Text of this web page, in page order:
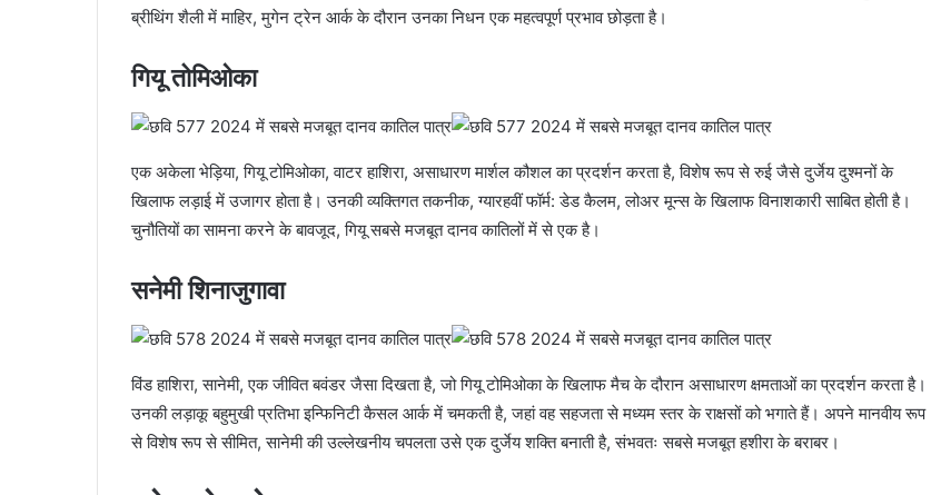
ब्रीथिंग शैली में माहिर, मुगेन ट्रेन आर्क के दौरान उनका निधन एक महत्वपूर्ण प्रभाव छोड़ता है।
गियू तोमिओका
एक अकेला भेड़िया, गियू टोमिओका, वाटर हाशिरा, असाधारण मार्शल कौशल का प्रदर्शन करता है, विशेष रूप से रुई जैसे दुर्जेय दुश्मनों के
खिलाफ लड़ाई में उजागर होता है। उनकी व्यक्तिगत तकनीक, ग्यारहवीं फॉर्म: डेड कैलम, लोअर मून्स के खिलाफ विनाशकारी साबित होती है।
चुनौतियों का सामना करने के बावजूद, गियू सबसे मजबूत दानव कातिलों में से एक है।
सनेमी शिनाजुगावा
विंड हाशिरा, सानेमी, एक जीवित बवंडर जैसा दिखता है, जो गियू टोमिओका के खिलाफ मैच के दौरान असाधारण क्षमताओं का प्रदर्शन करता है।
उनकी लड़ाकू बहुमुखी प्रतिभा इन्फिनिटी कैसल आर्क में चमकती है, जहां वह सहजता से मध्यम स्तर के राक्षसों को भगाते हैं। अपने मानवीय रूप
से विशेष रूप से सीमित, सानेमी की उल्लेखनीय चपलता उसे एक दुर्जेय शक्ति बनाती है, संभवतः सबसे मजबूत हशीरा के बराबर।